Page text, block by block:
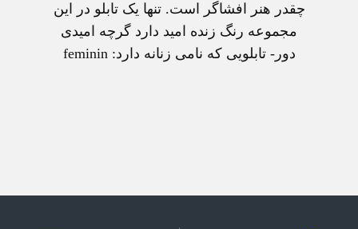
چقدر هنر افشاگر است. تنها يک تابلو در اين
مجموعه رنگ زنده اميد دارد گرچه اميدی
دور- تابلويی که نامی زنانه دارد: feminin